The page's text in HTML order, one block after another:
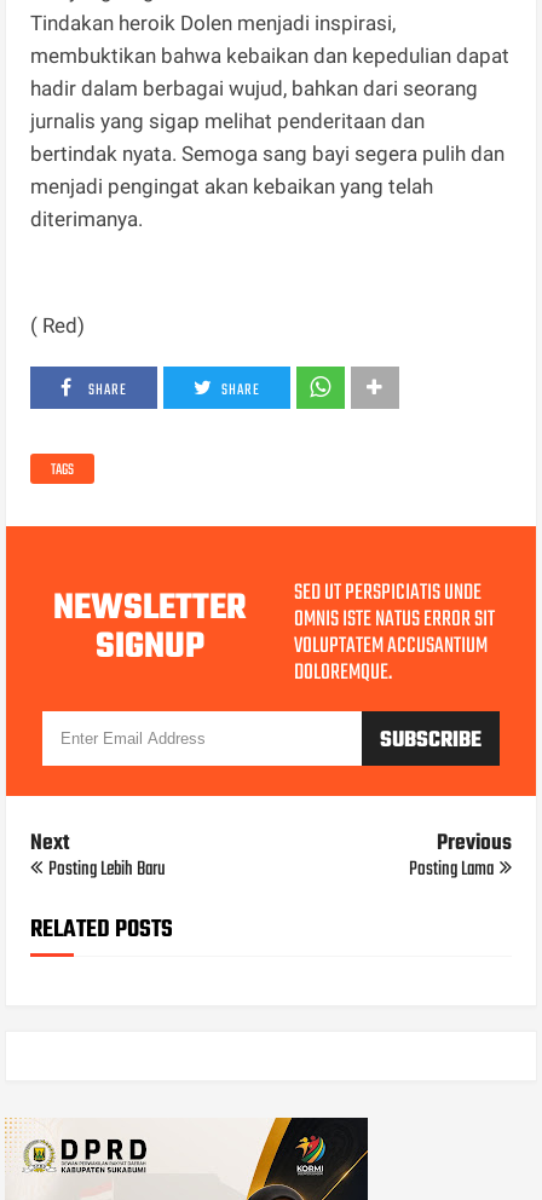
Tindakan heroik Dolen menjadi inspirasi,
membuktikan bahwa kebaikan dan kepedulian dapat
hadir dalam berbagai wujud, bahkan dari seorang
jurnalis yang sigap melihat penderitaan dan
bertindak nyata. Semoga sang bayi segera pulih dan
menjadi pengingat akan kebaikan yang telah
diterimanya.
( Red)
SHARE SHARE
TAGS
NEWSLETTER
SIGNUP
SED UT PERSPICIATIS UNDE
OMNIS ISTE NATUS ERROR SIT
VOLUPTATEM ACCUSANTIUM
DOLOREMQUE.
Next
Posting Lebih Baru
Previous
Posting Lama
RELATED POSTS